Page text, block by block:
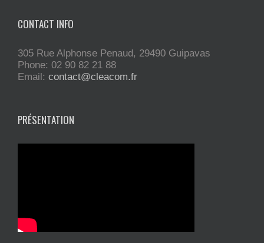
CONTACT INFO
305 Rue Alphonse Penaud, 29490 Guipavas
Phone: 02 90 82 21 88
Email: contact@cleacom.fr
PRÉSENTATION